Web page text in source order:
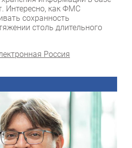
Интересно, как ФМС
сохранность
столь длительного
Россия